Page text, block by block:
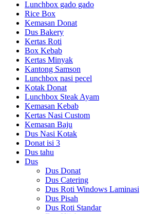
Lunchbox gado gado
Rice Box
Kemasan Donat
Dus Bakery
Kertas Roti
Box Kebab
Kertas Minyak
Kantong Samson
Lunchbox nasi pecel
Kotak Donat
Lunchbox Steak Ayam
Kemasan Kebab
Kertas Nasi Custom
Kemasan Baju
Dus Nasi Kotak
Donat isi 3
Dus tahu
Dus
Dus Donat
Dus Catering
Dus Roti Windows Laminasi
Dus Pisah
Dus Roti Standar